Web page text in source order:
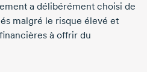
a délibérément choisi de
malgré le risque élevé et
à offrir du